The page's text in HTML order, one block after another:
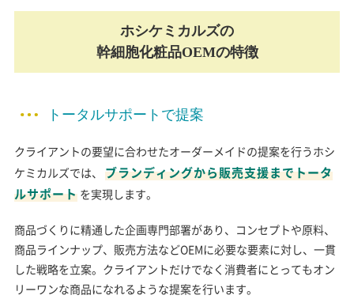
ホシケミカルズの
幹細胞化粧品OEMの特徴
トータルサポートで提案
クライアントの要望に合わせたオーダーメイドの提案を行うホシ
ケミカルズでは、
ブランディングから販売支援までトータ
ルサポート を実現します。
商品づくりに精通した企画専門部署があり、コンセプトや原料、
商品ラインナップ、販売方法などOEMに必要な要素に対し、一貫
した戦略を立案。クライアントだけでなく消費者にとってもオン
リーワンな商品になれるような提案を行います。